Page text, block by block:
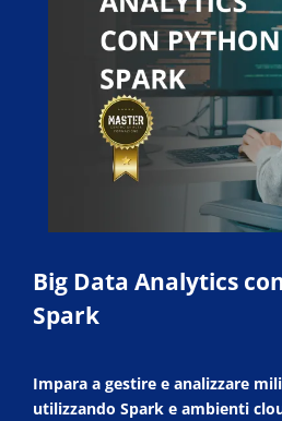
Big Data Analytics
Spark
Impara a gestire e analizzare
utilizzando Spark e ambienti